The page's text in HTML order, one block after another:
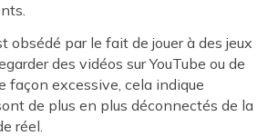
obsédé par le fait de jouer à des jeux
des vidéos sur YouTube ou de
façon excessive, cela indique
de plus en plus déconnectés de la
réel.